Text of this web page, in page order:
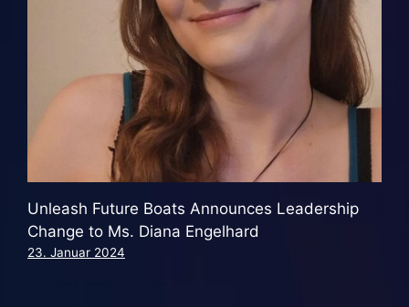
Unleash Future Boats Announces Leadership
Change to Ms. Diana Engelhard
23. Januar 2024